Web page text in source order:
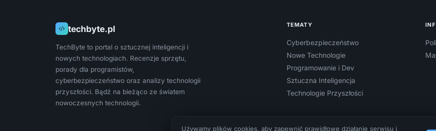
techbyte.pl
TechByte to portal o sztucznej inteligencji i
nowych technologiach. Recenzje sprzętu,
porady dla programistów,
cyberbezpieczeństwo oraz analizy technologii
przyszłości. Bądź na bieżąco ze światem
nowoczesnych technologii.
TEMATY
Cyberbezpieczeństwo
Nowe Technologie
Programowanie i Dev
Sztuczna Inteligencja
Technologie Przyszłości
Używamy plików cookies, aby zapewnić prawidłowe działanie serwisu i